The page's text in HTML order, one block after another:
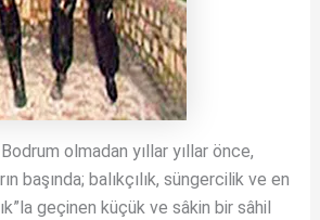
olmadan yıllar yıllar önce,
başında; balıkçılık, süngercilik ve en
geçinen küçük ve sâkin bir sâhil